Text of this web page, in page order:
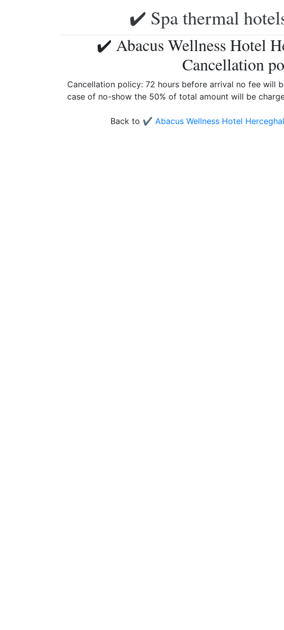
✔️ Spa thermal
✔️ Abacus Wellness Hotel
Cancellation
Cancellation policy: 72 hours before arrival no fee will
case of no-show the 50% of total amount will be
Back to ✔️ Abacus Wellness Hotel